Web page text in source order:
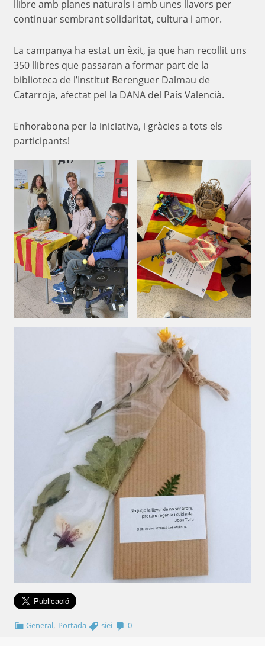
llibre amb planes naturals i amb unes llavors per
continuar sembrant solidaritat, cultura i amor.
La campanya ha estat un èxit, ja que han recollit uns
350 llibres que passaran a formar part de la
biblioteca de l’Institut Berenguer Dalmau de
Catarroja, afectat pel la DANA del País Valencià.
Enhorabona per la iniciativa, i gràcies a tots els
participants!
General, Portada siei 0